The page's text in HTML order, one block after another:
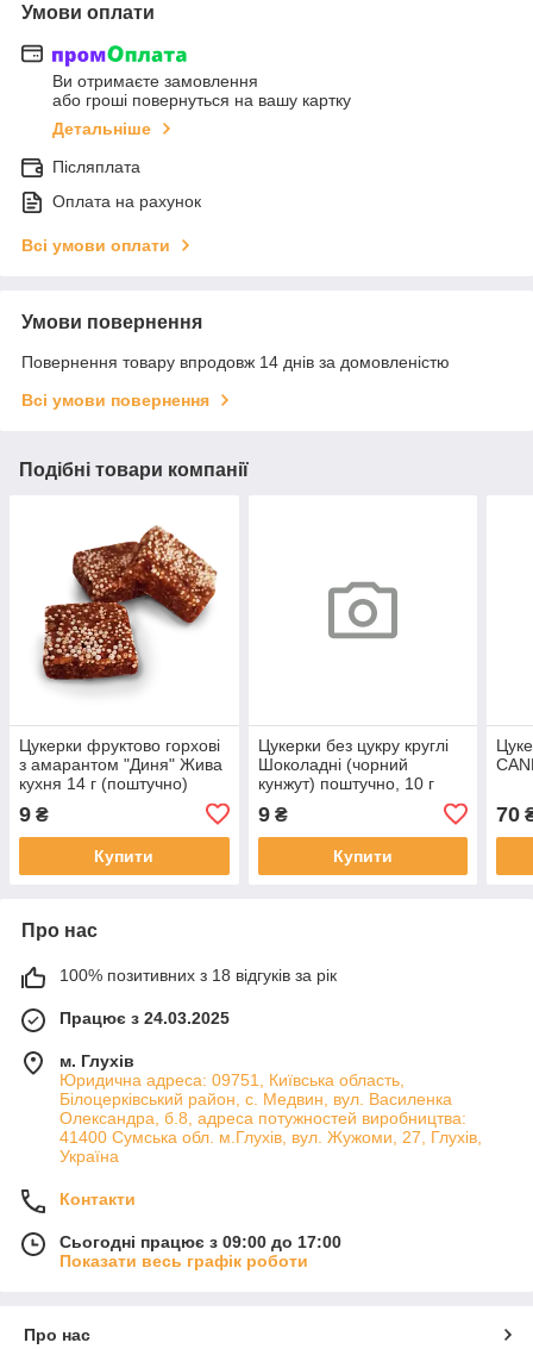
Умови оплати
Ви отримаєте замовлення
або гроші повернуться на вашу картку
Детальніше
Післяплата
Оплата на рахунок
Всі умови оплати
Умови повернення
Повернення товару впродовж 14 днів за домовленістю
Всі умови повернення
Подібні товари компанії
Цукерки фруктово горхові
з амарантом "Диня" Жива
кухня 14 г (поштучно)
9 ₴
Купити
Цукерки без цукру круглі
Шоколадні (чорний
кунжут) поштучно, 10 г
9₴
Купити
70
Про нас
100% позитивних з 18 відгуків за рік
Працює з 24.03.2025
м. Глухів
Юридична адреса: 09751, Київська область,
Білоцерківський район, с. Медвин, вул. Василенка
Олександра, б.8, адреса потужностей виробництва:
41400 Сумська обл. м.Глухів, вул. Жужоми, 27, Глухів,
Україна
Контакти
Сьогодні працює з 09:00 до 17:00
Показати весь графік роботи
Про нас